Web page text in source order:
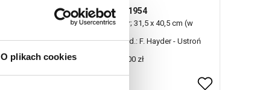
O plikach cookies
Pejzaż z Ustronia, 1954
tusz lawowany, papier; 31,5 x 40,5 cm (w
sygn., dat. i opisany l. d.: F. Hayder - Ustroń
estymacja: 1 500 - 1 800 zł